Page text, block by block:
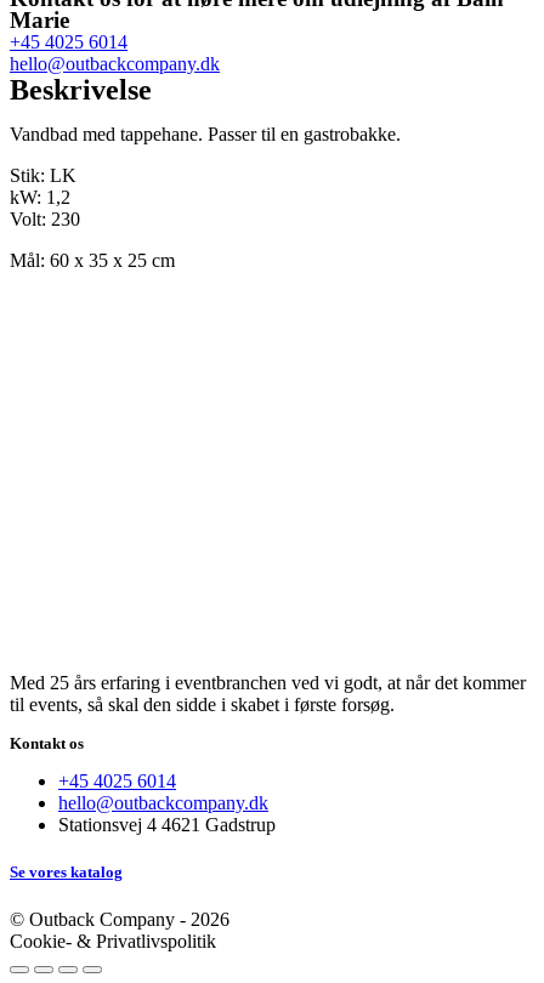
Marie
+45 4025 6014
hello@outbackcompany.dk
Beskrivelse
Vandbad med tappehane. Passer til en gastrobakke.
Stik: LK
kW: 1,2
Volt: 230
Mål: 60 x 35 x 25 cm
Med 25 års erfaring i eventbranchen ved vi godt, at når det kommer
til events, så skal den sidde i skabet i første forsøg.
Kontakt os
+45 4025 6014
hello@outbackcompany.dk
Stationsvej 4 4621 Gadstrup
Se vores katalog
© Outback Company - 2026
Cookie- & Privatlivspolitik